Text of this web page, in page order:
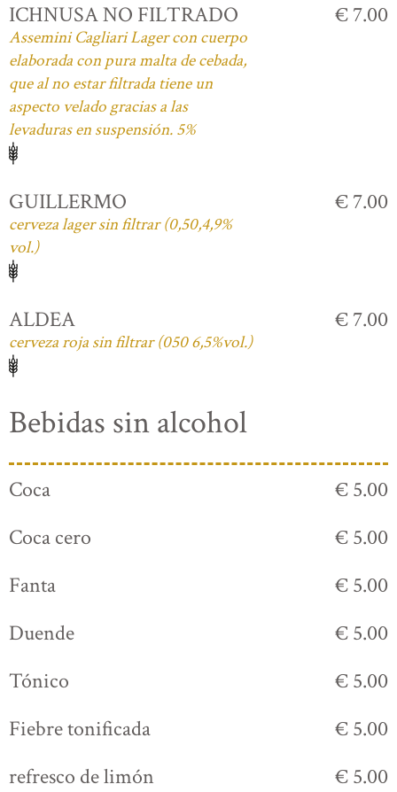
ICHNUSA NO FILTRADO
Assemini Cagliari Lager con cuerpo
elaborada con pura malta de cebada,
que al no estar filtrada tiene un
aspecto velado gracias a las
levaduras en suspensión. 5%
€ 7.00
GUILLERMO
cerveza lager sin filtrar (0,50,4,9%
vol.)
€ 7.00
ALDEA
cerveza roja sin filtrar (050 6,5%vol.)
€ 7.00
Bebidas sin alcohol
Coca
€ 5.00
Coca cero
€ 5.00
Fanta
€ 5.00
Duende
€ 5.00
Tónico
€ 5.00
Fiebre tonificada
€ 5.00
refresco de limón
€ 5.00